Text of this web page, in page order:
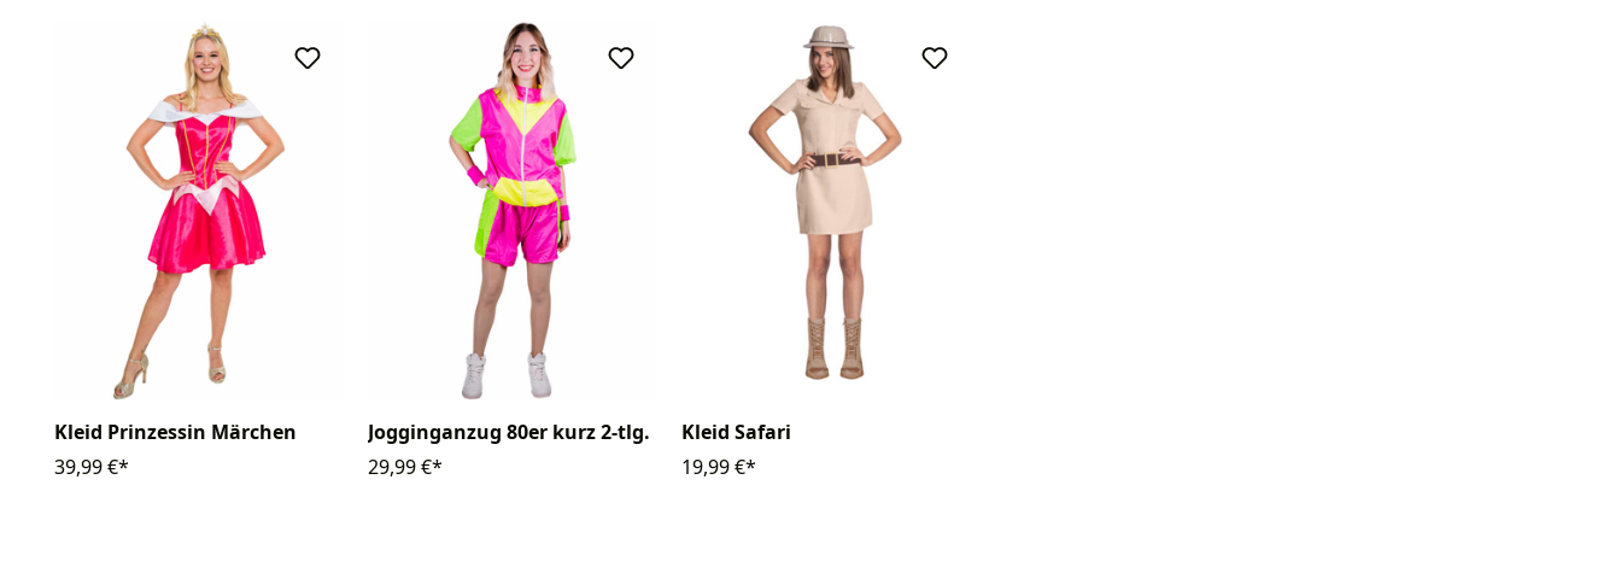
Kleid Prinzessin Märchen
39,99 €*
Jogginganzug 80er kurz 2-tlg.
29,99 €*
Kleid Safari
19,99 €*